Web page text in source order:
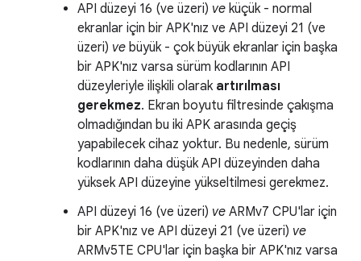
API düzeyi 16 (ve üzeri) ve küçük - normal
ekranlar için bir APK'nız ve API düzeyi 21 (ve
üzeri) ve büyük - çok büyük ekranlar için başka
bir APK'nız varsa sürüm kodlarının API
düzeyleriyle ilişkili olarak artırılması
gerekmez. Ekran boyutu filtresinde çakışma
olmadığından bu iki APK arasında geçiş
yapabilecek cihaz yoktur. Bu nedenle, sürüm
kodlarının daha düşük API düzeyinden daha
yüksek API düzeyine yükseltilmesi gerekmez.
API düzeyi 16 (ve üzeri) ve ARMv7 CPU'lar için
bir APK'nız ve API düzeyi 21 (ve üzeri) ve
ARMv5TE CPU'lar için başka bir APK'nız varsa